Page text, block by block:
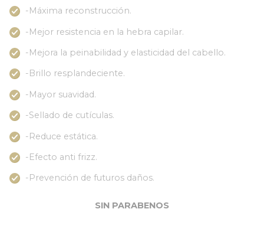
-Máxima reconstrucción.
-Mejor resistencia en la hebra capilar.
-Mejora la peinabilidad y elasticidad del cabello.
-Brillo resplandeciente.
-Mayor suavidad.
-Sellado de cutículas.
-Reduce estática.
-Efecto anti frizz.
-Prevención de futuros daños.
SIN PARABENOS